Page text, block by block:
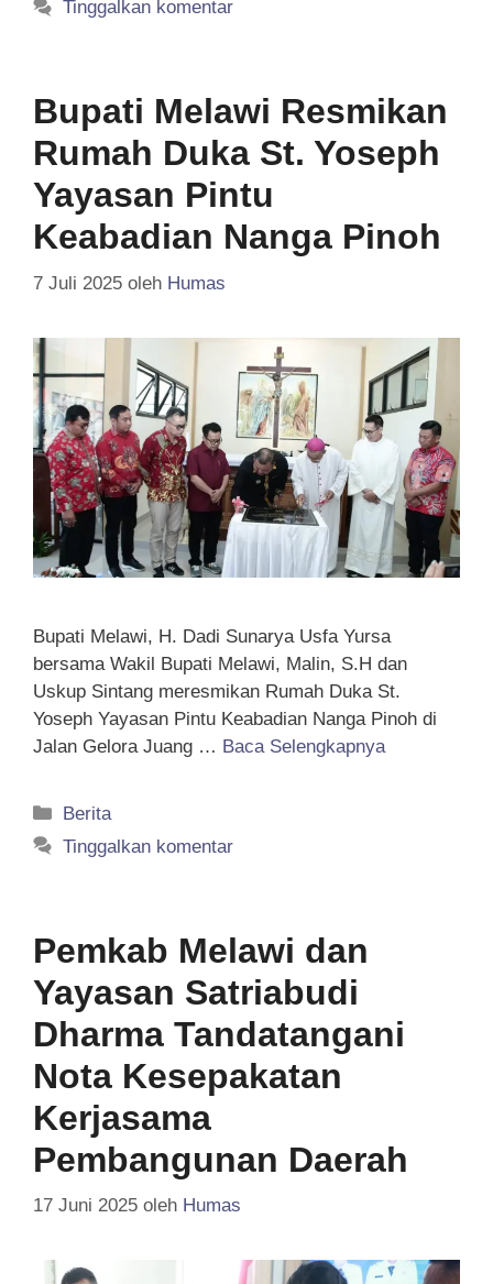
Tinggalkan komentar
Bupati Melawi Resmikan
Rumah Duka St. Yoseph
Yayasan Pintu
Keabadian Nanga Pinoh
7 Juli 2025 oleh Humas
Bupati Melawi, H. Dadi Sunarya Usfa Yursa
bersama Wakil Bupati Melawi, Malin, S.H dan
Uskup Sintang meresmikan Rumah Duka St.
Yoseph Yayasan Pintu Keabadian Nanga Pinoh di
Jalan Gelora Juang … Baca Selengkapnya
Kategori
Berita
Tinggalkan komentar
Pemkab Melawi dan
Yayasan Satriabudi
Dharma Tandatangani
Nota Kesepakatan
Kerjasama
Pembangunan Daerah
17 Juni 2025 oleh Humas